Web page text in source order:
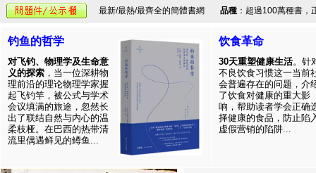
最新/最熱/最齊全的簡體書網 品種：超過100萬種書，
钓鱼的哲学
对飞钓、物理学及生命意
义的探索 ，当一位深耕物
理前沿的理论物理学家握
起飞钓竿，被公式与学术
会议填满的旅途，忽然长
出了联结自然与内心的温
柔枝桠。在巴西的热带清
流里偶遇鲜见的鳟鱼...
饮食革命
30天重塑健康生活。针
不良饮食习惯这一当前
会普遍存在的问题，介
了饮食对健康的重大影
响，帮助读者学会正确
择健康的食品，防止陷
虚假营销的陷阱...